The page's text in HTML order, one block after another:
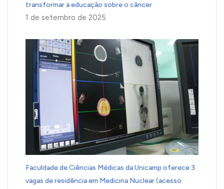
transformar a educação sobre o câncer
1 de setembro de 2025
Faculdade de Ciências Médicas da Unicamp oferece 3
vagas de residência em Medicina Nuclear (acesso